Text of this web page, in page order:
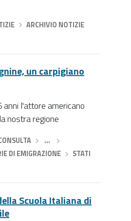
›
ARCHIVIO NOTIZIE
un carpigiano
anni l'attore americano
nostra regione
› …
DI EMIGRAZIONE›
STATI
Scuola Italiana di